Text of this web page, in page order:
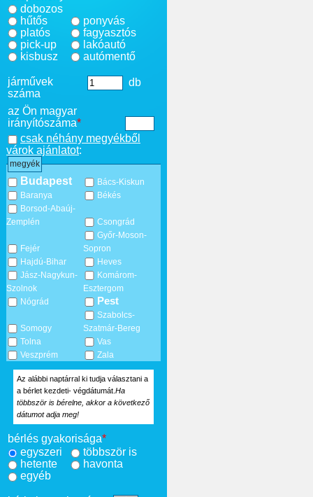
dobozos
hűtős
platós
pick-up
kisbusz
ponyvás
fagyasztós
lakóautó
autómentő
járművek
száma
db
az Ön magyar
irányítószáma*
csak néhány megyékből
várok ajánlatot:
megyék
Budapest
Bács-Kiskun
Baranya
Békés
Borsod-Abaúj-
Zemplén
Csongrád
Fejér
Győr-Moson-
Sopron
Hajdú-Bihar
Heves
Jász-Nagykun-
Szolnok
Komárom-
Esztergom
Nógrád
Pest
Somogy
Szabolcs-
Szatmár-Bereg
Tolna
Vas
Veszprém
Zala
Az alábbi naptárral ki tudja választani a
a bérlet kezdeti- végdátumát. Ha
többször is bérelne, akkor a következő
dátumot adja meg!
bérlés gyakorisága*
egyszeri
többször is
hetente
havonta
egyéb